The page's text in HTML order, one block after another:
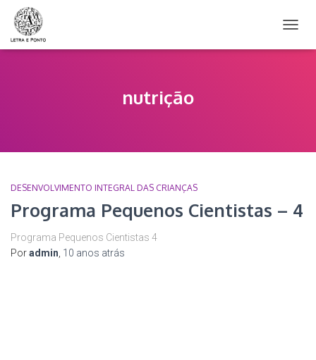
nutrição
DESENVOLVIMENTO INTEGRAL DAS CRIANÇAS
Programa Pequenos Cientistas – 4
Programa Pequenos Cientistas 4
Poradmin 10 anos atrás